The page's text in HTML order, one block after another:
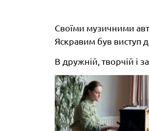
Своїми музичними
Яскравим був виступ
В дружній, творчій і